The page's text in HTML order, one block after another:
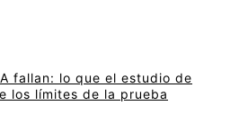
fallan: lo que el estudio de
los límites de la prueba